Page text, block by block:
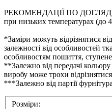
РЕКОМЕНДАЦІЇ ПО ДОГЛЯДУ:
при низьких температурах (до
*Заміри можуть відрізнятися
залежності від особливостей
особливостям пошиття,
**Залежно від передачі
виробу може трохи відрізнятися
***Залежно від партії
Розміри: